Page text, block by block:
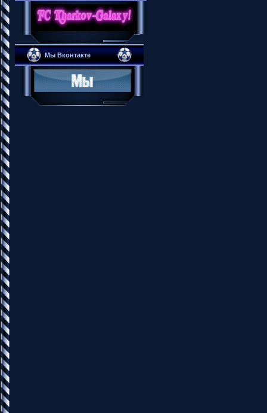
Мы Вконтакте